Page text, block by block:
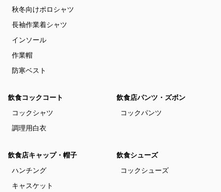
秋冬向けポロシャツ
長袖作業着シャツ
インソール
作業帽
防寒ベスト
飲食コックコート
コックシャツ
調理用白衣
飲食店パンツ・ズボン
コックパンツ
飲食店キャップ・帽子
ハンチング
キャスケット
飲食シューズ
コックシューズ